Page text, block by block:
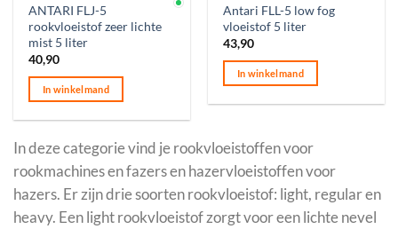
Op voorraad
ANTARI FLJ-5
rookvloeistof zeer lichte
mist 5 liter
40,90
In winkelmand
Antari FLL-5 low fog
vloeistof 5 liter
43,90
In winkelmand
In deze categorie vind je rookvloeistoffen voor
rookmachines en fazers en hazervloeistoffen voor
hazers. Er zijn drie soorten rookvloeistof: light, regular en
heavy. Een light rookvloeistof zorgt voor een lichte nevel